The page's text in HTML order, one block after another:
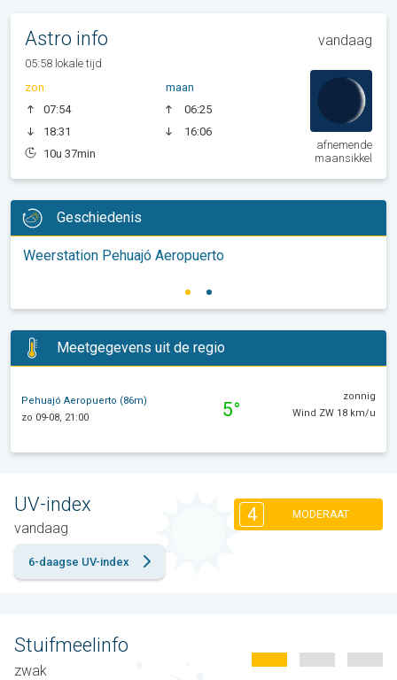
Astro info vandaag
05:58 lokale tijd
zon
07:54
18:31
10u 37min
maan
06:25
16:06
afnemende
maansikkel
Geschiedenis
Weerstation Pehuajó Aeropuerto
Meetgegevens uit de regio
Pehuajó Aeropuerto (86m)
zo 09-08, 21:00
5°
zonnig
Wind ZW 18 km/u
UV-index
vandaag
4 MODERAAT
6-daagse UV-index
Stuifmeelinfo
zwak